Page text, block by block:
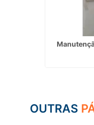
OUTRAS